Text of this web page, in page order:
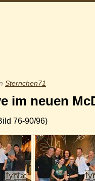
Sternchen71
im neuen
76-90/96)